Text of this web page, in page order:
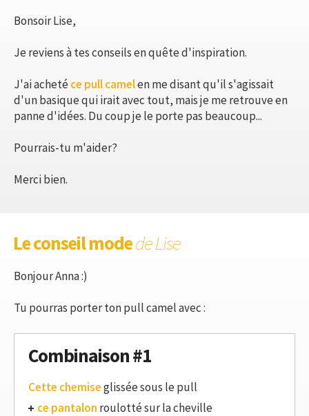
Bonsoir Lise,
Je reviens à tes conseils en quête d'inspiration.
J'ai acheté ce pull camelen me disant qu'il s'agissait
d'un basique qui irait avec tout, mais je me retrouve en
panne d'idées. Du coup je le porte pas beaucoup...
Pourrais-tu m'aider?
Merci bien.
Le conseil modede Lise
Bonjour Anna :)
Tu pourras porter ton pull camel avec :
Combinaison #1
Cette chemiseglissée sous le pull
ce pantalon roulotté sur la cheville